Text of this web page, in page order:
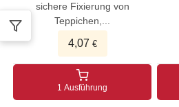
sichere Fixierung von
Teppichen,...
4,07 €
1 Ausführung